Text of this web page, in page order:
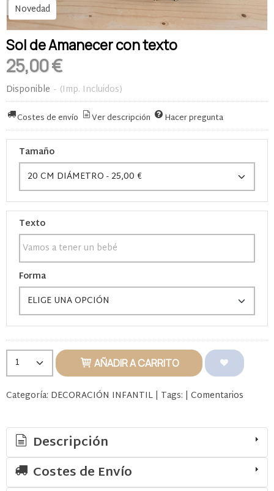
Novedad
Sol de Amanecer con texto
25,00 €
Disponible - (Imp. Incluidos)
Costes de envío Ver descripción Hacer pregunta
Tamaño
Texto
Forma
AÑADIR A CARRITO
Categoría: DECORACIÓN INFANTIL | Tags: | Comentarios
Descripción
Costes de Envío